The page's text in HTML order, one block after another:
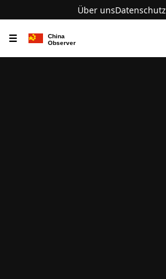
Über unsDatenschutz
☰